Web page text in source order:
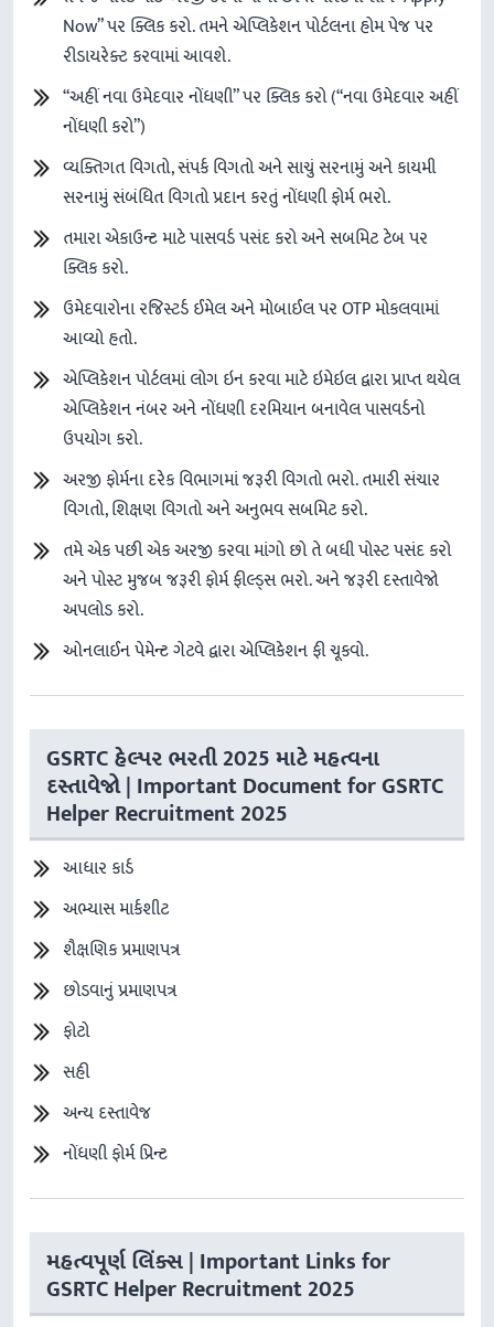
Now” પર ક્લિક કરો. તમને એપ્લિકેશન પોર્ટલના હોમ પેજ પર
રીડાયરેક્ટ કરવામાં આવશે.
“અહીં નવા ઉમેદવાર નોંધણી” પર ક્લિક કરો (“નવા ઉમેદવાર અહીં
નોંધણી કરો”)
વ્યક્તિગત વિગતો, સંપર્ક વિગતો અને સાચું સરનામું અને કાયમી
સરનામું સંબંધિત વિગતો પ્રદાન કરતું નોંધણી ફોર્મ ભરો.
તમારા એકાઉન્ટ માટે પાસવર્ડ પસંદ કરો અને સબમિટ ટેબ પર
ક્લિક કરો.
ઉમેદવારોના રજિસ્ટર્ડ ઈમેલ અને મોબાઈલ પર OTP મોકલવામાં
આવ્યો હતો.
એપ્લિકેશન પોર્ટલમાં લોગ ઇન કરવા માટે ઇમેઇલ દ્વારા પ્રાપ્ત થયેલ
એપ્લિકેશન નંબર અને નોંધણી દરમિયાન બનાવેલ પાસવર્ડનો
ઉપયોગ કરો.
અરજી ફોર્મના દરેક વિભાગમાં જરૂરી વિગતો ભરો. તમારી સંચાર
વિગતો, શિક્ષણ વિગતો અને અનુભવ સબમિટ કરો.
તમે એક પછી એક અરજી કરવા માંગો છો તે બધી પોસ્ટ પસંદ કરો
અને પોસ્ટ મુજબ જરૂરી ફોર્મ ફીલ્ડ્સ ભરો. અને જરૂરી દસ્તાવેજો
અપલોડ કરો.
ઓનલાઈન પેમેન્ટ ગેટવે દ્વારા એપ્લિકેશન ફી ચૂકવો.
GSRTC હેલ્પર ભરતી 2025 માટે મહત્વના
દસ્તાવેજો | Important Document for GSRTC
Helper Recruitment 2025
આધાર કાર્ડ
અભ્યાસ માર્કશીટ
શૈક્ષણિક પ્રમાણપત્ર
છોડવાનું પ્રમાણપત્ર
ફોટો
સહી
અન્ય દસ્તાવેજ
નોંધણી ફોર્મ પ્રિન્ટ
મહત્વપૂર્ણ લિંક્સ | Important Links for
GSRTC Helper Recruitment 2025